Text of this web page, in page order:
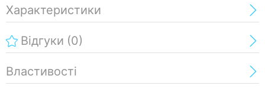
Характеристики
Відгуки (0)
Властивості